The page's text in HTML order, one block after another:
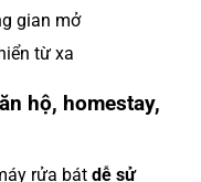
gian mở
từ xa
hộ, homestay,
rửa bát dễ sử